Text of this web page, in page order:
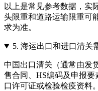
以上是常见参考数据，实
头限重和道路运输限重可
求为准。
5. 海运出口和进口清关
中国出口清关（通常由发
售合同、HS编码及申报
口许可证或检验检疫资料